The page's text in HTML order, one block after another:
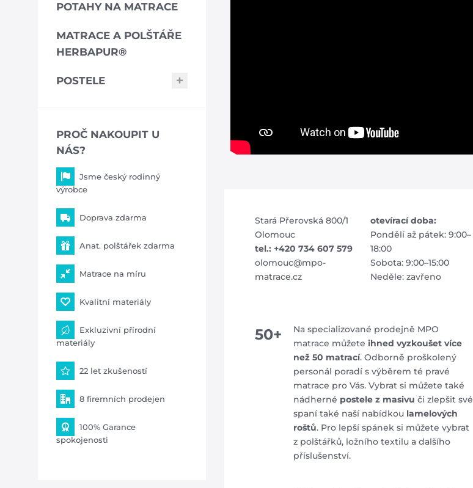
Stará Přerovská 800/1
Olomouc
tel.: +420 734 607 579
olomouc@mpo-
matrace.cz
otevírací doba:
Pondělí až pátek: 9:00–
18:00
Sobota: 9:00–15:00
Neděle: zavřeno
50+
Na specializované prodejně MPO
matrace můžete ihned vyzkoušet více
než 50 matrací. Odborně proškolený
personál poradí s výběrem té pravé
matrace pro Vás. Vybrat si můžete také
nádherné postele z masivu či zlepšit své
spaní také naší nabídkou lamelových
roštů. Pro lepší spánek si můžete vybrat
z polštářků, ložního textilu a dalšího
příslušenství.
POTAHY NA MATRACE
MATRACE A POLŠTÁŘE
HERBAPUR®
POSTELE
PROČ NAKOUPIT U
NÁS?
Jsme český rodinný
výrobce
Doprava zdarma
Anat. polštářek zdarma
Matrace na míru
Kvalitní materiály
Exkluzivní přírodní
materiály
22 let zkušeností
8 firemních prodejen
100% Garance
spokojenosti